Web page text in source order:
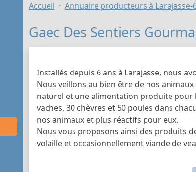
Accueil Annuaire producteurs à Larajasse-
Gaec Des Sentiers
Installés depuis 6 ans à Larajasse, nous
Nous veillons au bien être de nos
naturel et une alimentation produite pour
vaches, 30 chèvres et 50 poules dans
nos animaux et plus réactifs pour eux.
Nous vous proposons ainsi des produits
volaille et occasionnellement viande de